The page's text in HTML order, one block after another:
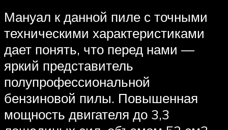
Мануал к данной пиле с точными
техническими характеристиками
дает понять, что перед нами —
яркий представитель
полупрофессиональной
бензиновой пилы. Повышенная
мощность двигателя до 3,3